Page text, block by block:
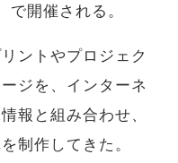
で開催される。
ントやプロジェク
ジを、インターネ
報と組み合わせ、
制作してきた。